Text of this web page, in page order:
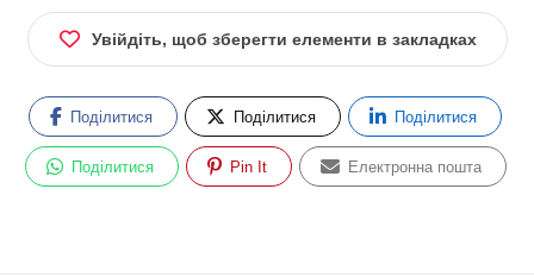
Увійдіть, щоб зберегти елементи в закладках
Поділитися Поділитися Поділитися
Поділитися Pin It Електронна пошта